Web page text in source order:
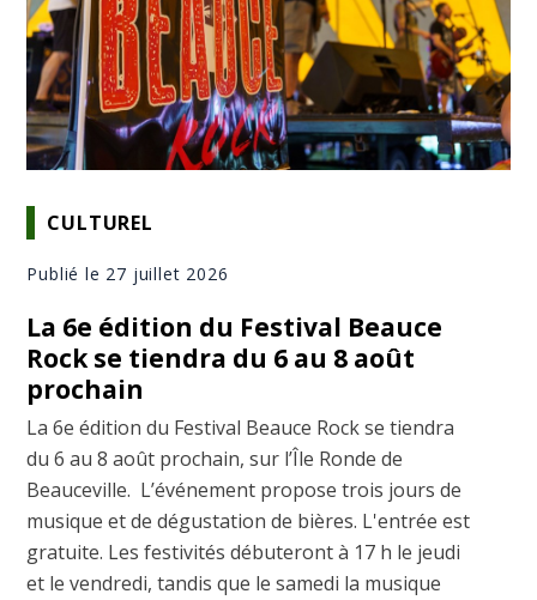
CULTUREL
Publié le 27 juillet 2026
La 6e édition du Festival Beauce
Rock se tiendra du 6 au 8 août
prochain
La 6e édition du Festival Beauce Rock se tiendra
du 6 au 8 août prochain, sur l’Île Ronde de
Beauceville. L’événement propose trois jours de
musique et de dégustation de bières. L'entrée est
gratuite. Les festivités débuteront à 17 h le jeudi
et le vendredi, tandis que le samedi la musique